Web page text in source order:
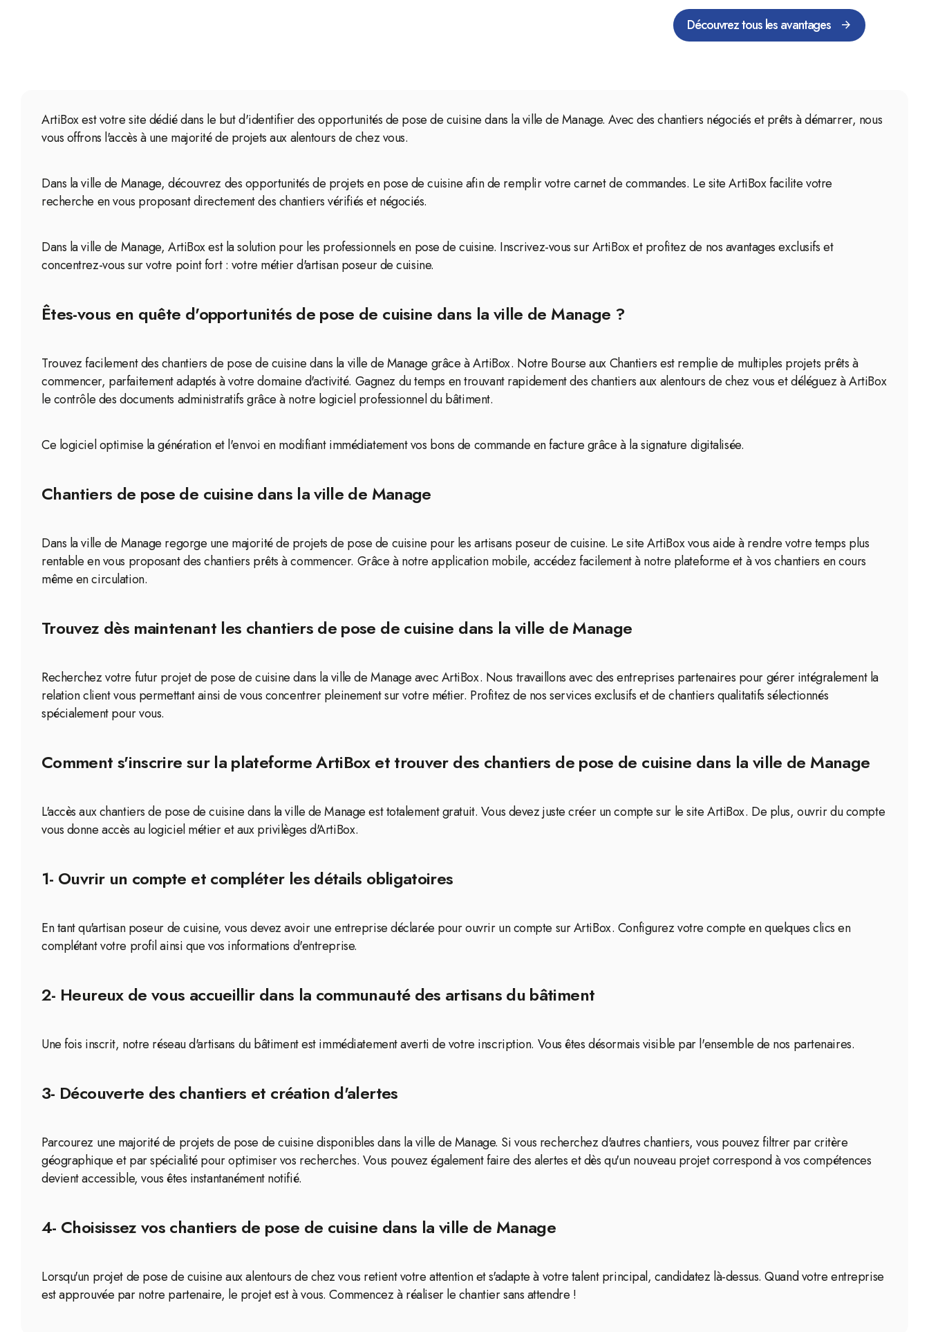
Découvrez tous les avantages
ArtiBox est votre site dédié dans le but d'identifier des opportunités de pose de cuisine dans la ville de Manage. Avec des chantiers négociés et prêts à démarrer, nous
vous offrons l'accès à une majorité de projets aux alentours de chez vous.
Dans la ville de Manage, découvrez des opportunités de projets en pose de cuisine afin de remplir votre carnet de commandes. Le site ArtiBox facilite votre
recherche en vous proposant directement des chantiers vérifiés et négociés.
Dans la ville de Manage, ArtiBox est la solution pour les professionnels en pose de cuisine. Inscrivez-vous sur ArtiBox et profitez de nos avantages exclusifs et
concentrez-vous sur votre point fort : votre métier d'artisan poseur de cuisine.
Êtes-vous en quête d'opportunités de pose de cuisine dans la ville de Manage ?
Trouvez facilement des chantiers de pose de cuisine dans la ville de Manage grâce à ArtiBox. Notre Bourse aux Chantiers est remplie de multiples projets prêts à
commencer, parfaitement adaptés à votre domaine d'activité. Gagnez du temps en trouvant rapidement des chantiers aux alentours de chez vous et déléguez à ArtiBox
le contrôle des documents administratifs grâce à notre logiciel professionnel du bâtiment.
Ce logiciel optimise la génération et l'envoi en modifiant immédiatement vos bons de commande en facture grâce à la signature digitalisée.
Chantiers de pose de cuisine dans la ville de Manage
Dans la ville de Manage regorge une majorité de projets de pose de cuisine pour les artisans poseur de cuisine. Le site ArtiBox vous aide à rendre votre temps plus
rentable en vous proposant des chantiers prêts à commencer. Grâce à notre application mobile, accédez facilement à notre plateforme et à vos chantiers en cours
même en circulation.
Trouvez dès maintenant les chantiers de pose de cuisine dans la ville de Manage
Recherchez votre futur projet de pose de cuisine dans la ville de Manage avec ArtiBox. Nous travaillons avec des entreprises partenaires pour gérer intégralement la
relation client vous permettant ainsi de vous concentrer pleinement sur votre métier. Profitez de nos services exclusifs et de chantiers qualitatifs sélectionnés
spécialement pour vous.
Comment s'inscrire sur la plateforme ArtiBox et trouver des chantiers de pose de cuisine dans la ville de Manage
L'accès aux chantiers de pose de cuisine dans la ville de Manage est totalement gratuit. Vous devez juste créer un compte sur le site ArtiBox. De plus, ouvrir du compte
vous donne accès au logiciel métier et aux privilèges d'ArtiBox.
1- Ouvrir un compte et compléter les détails obligatoires
En tant qu'artisan poseur de cuisine, vous devez avoir une entreprise déclarée pour ouvrir un compte sur ArtiBox. Configurez votre compte en quelques clics en
complétant votre profil ainsi que vos informations d'entreprise.
2- Heureux de vous accueillir dans la communauté des artisans du bâtiment
Une fois inscrit, notre réseau d'artisans du bâtiment est immédiatement averti de votre inscription. Vous êtes désormais visible par l'ensemble de nos partenaires.
3- Découverte des chantiers et création d'alertes
Parcourez une majorité de projets de pose de cuisine disponibles dans la ville de Manage. Si vous recherchez d'autres chantiers, vous pouvez filtrer par critère
géographique et par spécialité pour optimiser vos recherches. Vous pouvez également faire des alertes et dès qu'un nouveau projet correspond à vos compétences
devient accessible, vous êtes instantanément notifié.
4- Choisissez vos chantiers de pose de cuisine dans la ville de Manage
Lorsqu'un projet de pose de cuisine aux alentours de chez vous retient votre attention et s'adapte à votre talent principal, candidatez là-dessus. Quand votre entreprise
est approuvée par notre partenaire, le projet est à vous. Commencez à réaliser le chantier sans attendre !